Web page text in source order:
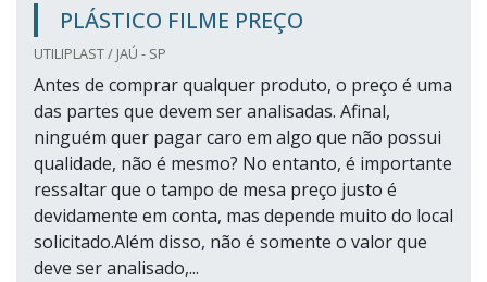
PLÁSTICO FILME PREÇO
UTILIPLAST / JAÚ - SP
Antes de comprar qualquer produto, o preço é uma
das partes que devem ser analisadas. Afinal,
ninguém quer pagar caro em algo que não possui
qualidade, não é mesmo? No entanto, é importante
ressaltar que o tampo de mesa preço justo é
devidamente em conta, mas depende muito do local
solicitado.Além disso, não é somente o valor que
deve ser analisado,...